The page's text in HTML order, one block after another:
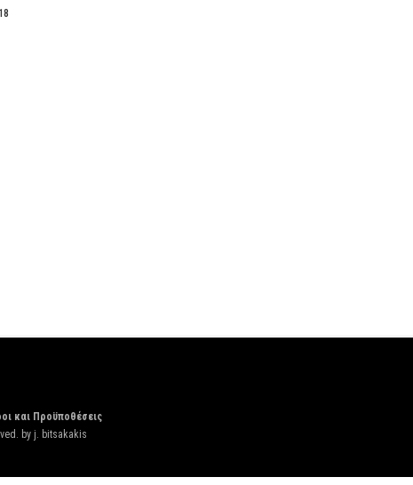
και Προϋποθέσεις
by j. bitsakakis